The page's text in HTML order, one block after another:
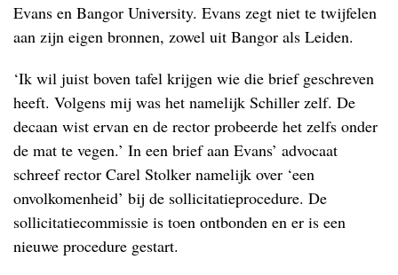
Evans en Bangor University. Evans zegt niet te twijfelen
aan zijn eigen bronnen, zowel uit Bangor als Leiden.
‘Ik wil juist boven tafel krijgen wie die brief geschreven
heeft. Volgens mij was het namelijk Schiller zelf. De
decaan wist ervan en de rector probeerde het zelfs onder
de mat te vegen.’ In een brief aan Evans’ advocaat
schreef rector Carel Stolker namelijk over ‘een
onvolkomenheid’ bij de sollicitatieprocedure. De
sollicitatiecommissie is toen ontbonden en er is een
nieuwe procedure gestart.